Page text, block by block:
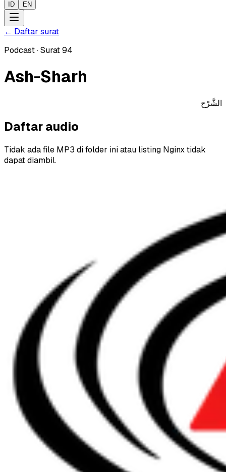
ID EN
← Daftar surat
Podcast·Surat94
Ash-Sharh
الشَّرْح
Daftar audio
Tidak ada file MP3 di folder ini atau listing Nginx tidak
dapat diambil.